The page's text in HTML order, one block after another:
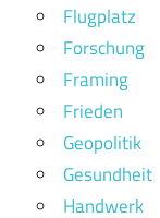
Flugplatz
Forschung
Framing
Frieden
Geopolitik
Gesundheit
Handwerk